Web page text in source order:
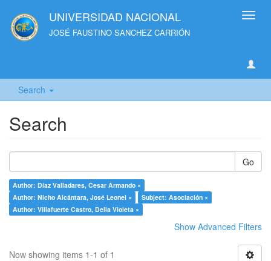
UNIVERSIDAD NACIONAL
JOSÉ FAUSTINO SANCHEZ CARRIÓN
Search
Search
Go
Author: Díaz Valladares, Cesar Armando ×
Author: Nicho Alcántara, José Leonel ×
Subject: Asociación ×
Author: Villafuerte Castro, Delia Violeta ×
Show Advanced Filters
Now showing items 1-1 of 1